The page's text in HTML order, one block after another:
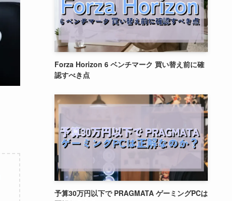
Forza Horizon 6 ベンチマーク 買い替え前に確
認すべき点
予算30万円以下で PRAGMATA ゲーミングPCは